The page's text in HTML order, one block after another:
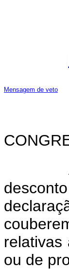
Mensagem de veto
relativas
ou de